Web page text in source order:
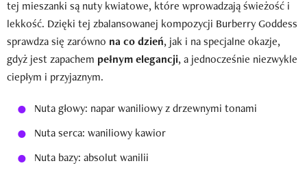
tej mieszanki są nuty kwiatowe, które wprowadzają świeżość i
lekkość. Dzięki tej zbalansowanej kompozycji Burberry Goddess
sprawdza się zarówno na co dzień, jak i na specjalne okazje,
gdyż jest zapachem pełnym elegancji, a jednocześnie niezwykle
ciepłym i przyjaznym.
Nuta głowy: napar waniliowy z drzewnymi tonami
Nuta serca: waniliowy kawior
Nuta bazy: absolut wanilii